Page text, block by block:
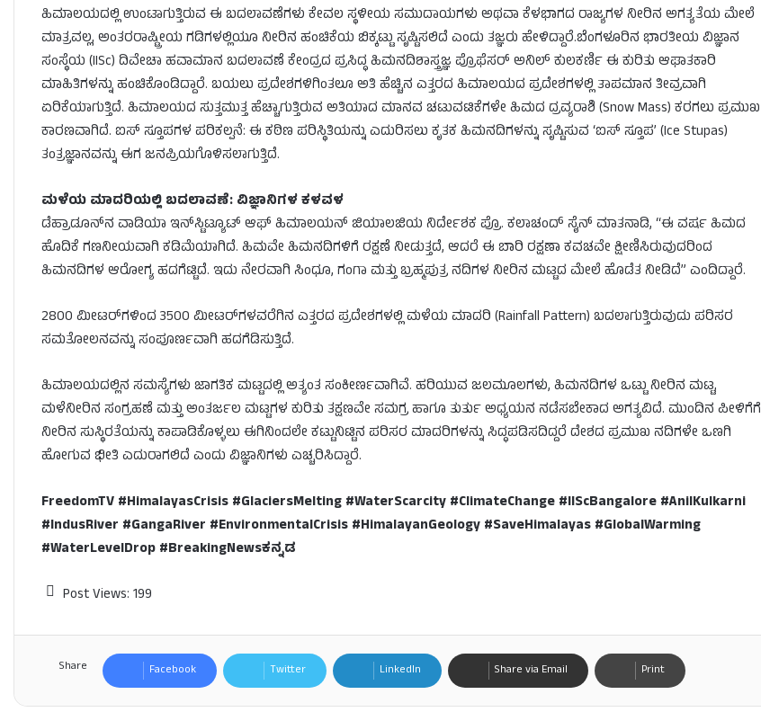
ಹಿಮಾಲಯದಲ್ಲಿ ಉಂಟಾಗುತ್ತಿರುವ ಈ ಬದಲಾವಣೆಗಳು ಕೇವಲ ಸ್ಥಳೀಯ ಸಮುದಾಯಗಳು ಅಥವಾ ಕೆಳಭಾಗದ ರಾಜ್ಯಗಳ ನೀರಿನ ಅಗತ್ಯತೆಯ ಮೇಲೆ
ಮಾತ್ರವಲ್ಲ, ಅಂತರರಾಷ್ಟ್ರೀಯ ಗಡಿಗಳಲ್ಲಿಯೂ ನೀರಿನ ಹಂಚಿಕೆಯ ಬಿಕ್ಕಟ್ಟು ಸೃಷ್ಟಿಸಲಿದೆ ಎಂದು ತಜ್ಞರು ಹೇಳಿದ್ದಾರೆ.ಬೆಂಗಳೂರಿನ ಭಾರತೀಯ ವಿಜ್ಞಾನ
ಸಂಸ್ಥೆಯ (IISc) ದಿವೇಚಾ ಹವಾಮಾನ ಬದಲಾವಣೆ ಕೇಂದ್ರದ ಪ್ರಸಿದ್ಧ ಹಿಮನದಿಶಾಸ್ತ್ರಜ್ಞ ಪ್ರೊಫೆಸರ್ ಅನಿಲ್ ಕುಲಕರ್ಣಿ ಈ ಕುರಿತು ಆಘಾತಕಾರಿ
ಮಾಹಿತಿಗಳನ್ನು ಹಂಚಿಕೊಂಡಿದ್ದಾರೆ. ಬಯಲು ಪ್ರದೇಶಗಳಿಗಿಂತಲೂ ಅತಿ ಹೆಚ್ಚಿನ ಎತ್ತರದ ಹಿಮಾಲಯದ ಪ್ರದೇಶಗಳಲ್ಲಿ ತಾಪಮಾನ ತೀವ್ರವಾಗಿ
ಏರಿಕೆಯಾಗುತ್ತಿದೆ. ಹಿಮಾಲಯದ ಸುತ್ತಮುತ್ತ ಹೆಚ್ಚಾಗುತ್ತಿರುವ ಅತಿಯಾದ ಮಾನವ ಚಟುವಟಿಕೆಗಳೇ ಹಿಮದ ದ್ರವ್ಯರಾಶಿ (Snow Mass) ಕರಗಲು ಪ್ರಮುಖ
ಕಾರಣವಾಗಿದೆ. ಐಸ್ ಸ್ತೂಪಗಳ ಪರಿಕಲ್ಪನೆ: ಈ ಕಠಿಣ ಪರಿಸ್ಥಿತಿಯನ್ನು ಎದುರಿಸಲು ಕೃತಕ ಹಿಮನದಿಗಳನ್ನು ಸೃಷ್ಟಿಸುವ ‘ಐಸ್ ಸ್ತೂಪ’ (Ice Stupas)
ತಂತ್ರಜ್ಞಾನವನ್ನು ಈಗ ಜನಪ್ರಿಯಗೊಳಿಸಲಾಗುತ್ತಿದೆ.
ಮಳೆಯ ಮಾದರಿಯಲ್ಲಿ ಬದಲಾವಣೆ: ವಿಜ್ಞಾನಿಗಳ ಕಳವಳ
ಡೆಹ್ರಾಡೂನ್‌ನ ವಾಡಿಯಾ ಇನ್‌ಸ್ಟಿಟ್ಯೂಟ್ ಆಫ್ ಹಿಮಾಲಯನ್ ಜಿಯಾಲಜಿಯ ನಿರ್ದೇಶಕ ಪ್ರೊ. ಕಲಾಚಂದ್ ಸೈನ್ ಮಾತನಾಡಿ, “ಈ ವರ್ಷ ಹಿಮದ
ಹೊದಿಕೆ ಗಣನೀಯವಾಗಿ ಕಡಿಮೆಯಾಗಿದೆ. ಹಿಮವೇ ಹಿಮನದಿಗಳಿಗೆ ರಕ್ಷಣೆ ನೀಡುತ್ತದೆ, ಆದರೆ ಈ ಬಾರಿ ರಕ್ಷಣಾ ಕವಚವೇ ಕ್ಷೀಣಿಸಿರುವುದರಿಂದ
ಹಿಮನದಿಗಳ ಆರೋಗ್ಯ ಹದಗೆಟ್ಟಿದೆ. ಇದು ನೇರವಾಗಿ ಸಿಂಧೂ, ಗಂಗಾ ಮತ್ತು ಬ್ರಹ್ಮಪುತ್ರ ನದಿಗಳ ನೀರಿನ ಮಟ್ಟದ ಮೇಲೆ ಹೊಡೆತ ನೀಡಿದೆ” ಎಂದಿದ್ದಾರೆ.
2800 ಮೀಟರ್‌ಗಳಿಂದ 3500 ಮೀಟರ್‌ಗಳವರೆಗಿನ ಎತ್ತರದ ಪ್ರದೇಶಗಳಲ್ಲಿ ಮಳೆಯ ಮಾದರಿ (Rainfall Pattern) ಬದಲಾಗುತ್ತಿರುವುದು ಪರಿಸರ
ಸಮತೋಲನವನ್ನು ಸಂಪೂರ್ಣವಾಗಿ ಹದಗೆಡಿಸುತ್ತಿದೆ.
ಹಿಮಾಲಯದಲ್ಲಿನ ಸಮಸ್ಯೆಗಳು ಜಾಗತಿಕ ಮಟ್ಟದಲ್ಲಿ ಅತ್ಯಂತ ಸಂಕೀರ್ಣವಾಗಿವೆ. ಹರಿಯುವ ಜಲಮೂಲಗಳು, ಹಿಮನದಿಗಳ ಒಟ್ಟು ನೀರಿನ ಮಟ್ಟ,
ಮಳೆನೀರಿನ ಸಂಗ್ರಹಣೆ ಮತ್ತು ಅಂತರ್ಜಲ ಮಟ್ಟಗಳ ಕುರಿತು ತಕ್ಷಣವೇ ಸಮಗ್ರ ಹಾಗೂ ತುರ್ತು ಅಧ್ಯಯನ ನಡೆಸಬೇಕಾದ ಅಗತ್ಯವಿದೆ. ಮುಂದಿನ ಪೀಳಿಗೆಗೆ
ನೀರಿನ ಸುಸ್ಥಿರತೆಯನ್ನು ಕಾಪಾಡಿಕೊಳ್ಳಲು ಈಗಿನಿಂದಲೇ ಕಟ್ಟುನಿಟ್ಟಿನ ಪರಿಸರ ಮಾದರಿಗಳನ್ನು ಸಿದ್ಧಪಡಿಸದಿದ್ದರೆ ದೇಶದ ಪ್ರಮುಖ ನದಿಗಳೇ ಒಣಗಿ
ಹೋಗುವ ಭೀತಿ ಎದುರಾಗಲಿದೆ ಎಂದು ವಿಜ್ಞಾನಿಗಳು ಎಚ್ಚರಿಸಿದ್ದಾರೆ.
FreedomTV #HimalayasCrisis #GlaciersMelting #WaterScarcity #ClimateChange #IIScBangalore #AnilKulkarni
#IndusRiver #GangaRiver #EnvironmentalCrisis #HimalayanGeology #SaveHimalayas #GlobalWarming
#WaterLevelDrop #BreakingNewsಕನ್ನಡ
Post Views: 199
Share Facebook Twitter LinkedIn Share via Email Print